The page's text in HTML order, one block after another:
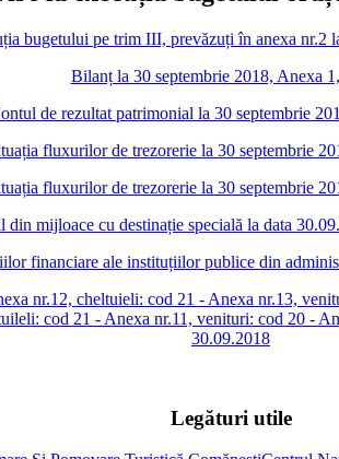
bugetului pe trim III, prevăzuți în anexa nr.2
Bilanț la 30 septembrie 2018, Anexa
de rezultat patrimonial la 30 septembrie
fluxurilor de trezorerie la 30 septembrie
fluxurilor de trezorerie la 30 septembrie
din mijloace cu destinație specială la data
financiare ale instituțiilor publice din
nr.12, cheltuieli: cod 21 - Anexa nr.13,
cod 21 - Anexa nr.11, venituri: cod 20 -
30.09.2018
Legături utile